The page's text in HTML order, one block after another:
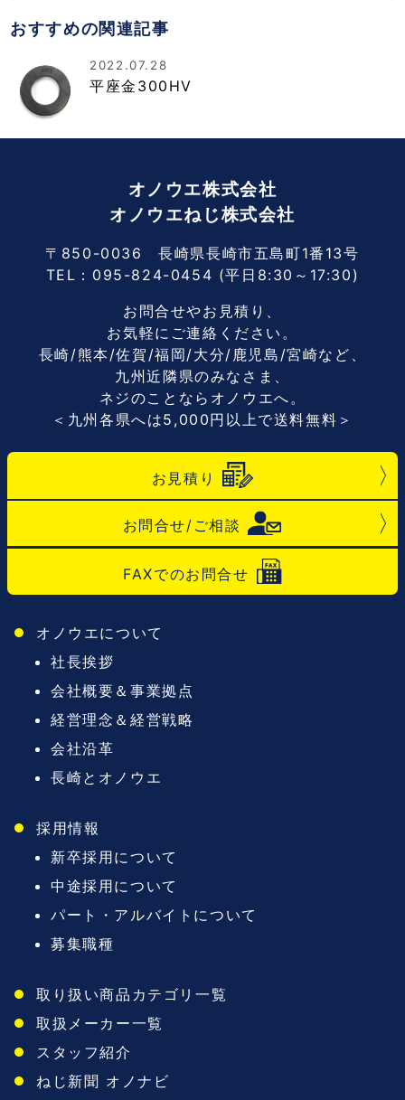
おすすめの関連記事
2022.07.28
平座金300HV
オノウエ株式会社
オノウエねじ株式会社
〒850-0036 長崎県長崎市五島町1番13号
TEL： 095-824-0454 (平日8:30～17:30)
お問合せやお見積り、
お気軽にご連絡ください。
長崎/熊本/佐賀/福岡/大分/鹿児島/宮崎など、
九州近隣県のみなさま、
ネジのことならオノウエへ。
＜九州各県へは5,000円以上で送料無料＞
お見積り
お問合せ/ご相談
FAXでのお問合せ
オノウエについて
社長挨拶
会社概要＆事業拠点
経営理念＆経営戦略
会社沿革
長崎とオノウエ
採用情報
新卒採用について
中途採用について
パート・アルバイトについて
募集職種
取り扱い商品カテゴリ一覧
取扱メーカー一覧
スタッフ紹介
ねじ新聞 オノナビ